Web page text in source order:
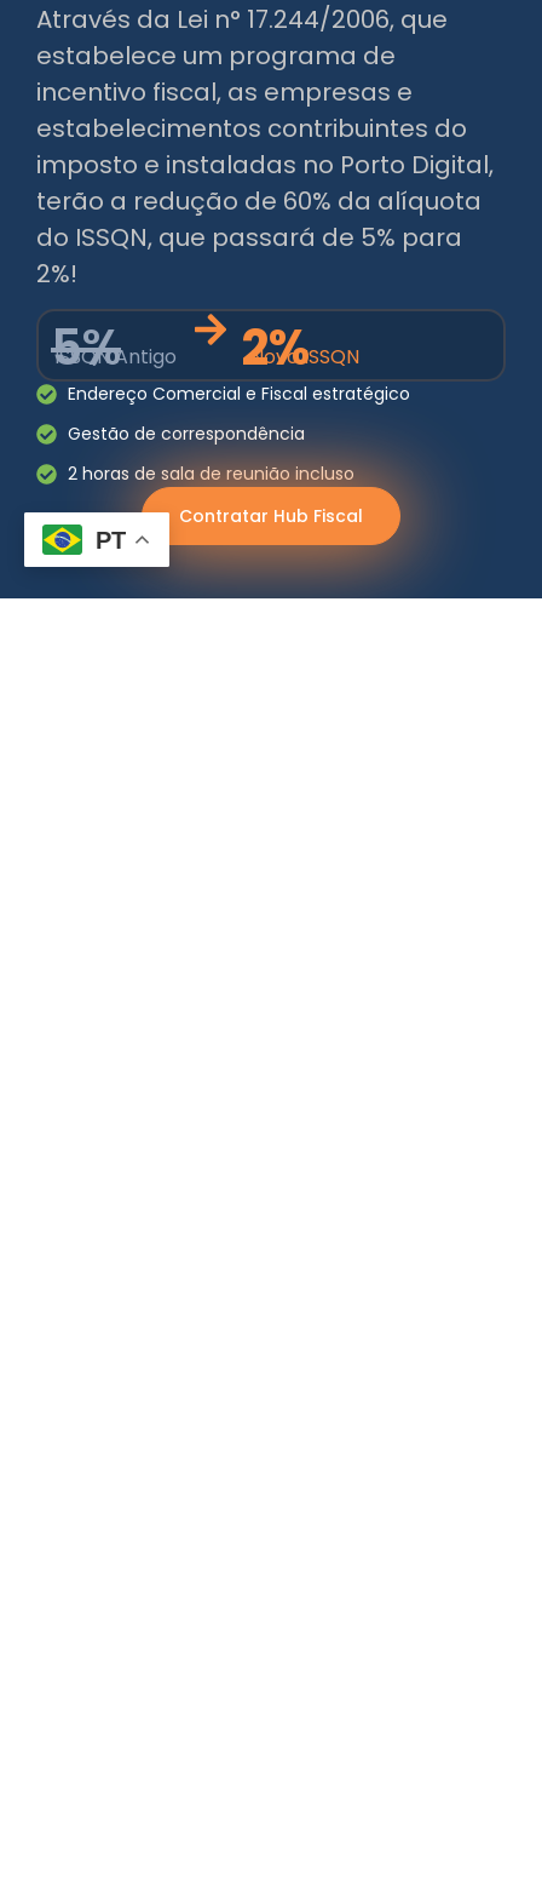
Através da Lei n° 17.244/2006, que
estabelece um programa de
incentivo fiscal, as empresas e
estabelecimentos contribuintes do
imposto e instaladas no Porto Digital,
terão a redução de 60% da alíquota
do ISSQN, que passará de 5% para
2%!
5%
ISSQN Antigo 2%
Novo ISSQN
Endereço Comercial e Fiscal estratégico
Gestão de correspondência
2 horas de sala de reunião incluso
Contratar Hub Fiscal
PT